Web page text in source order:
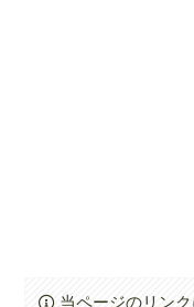
当ページのリン